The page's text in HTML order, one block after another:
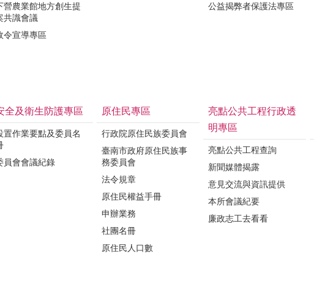
營農業館地方創生提
共識會議
令宣導專區
公益揭弊者保護法專區
全及衛生防護專區
置作業要點及委員名
員會會議紀錄
原住民專區
行政院原住民族委員會
臺南市政府原住民族事
務委員會
法令規章
原住民權益手冊
申辦業務
社團名冊
原住民人口數
亮點公共工程行政透
明專區
亮點公共工程查詢
新聞媒體揭露
意見交流與資訊提供
本所會議紀要
廉政志工去看看